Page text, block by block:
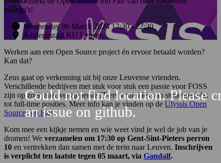
collega's!
Wednesday 06 March 2024 17:30 -22:30
Jubileumzaal KU Leuven
Werken aan een Open Source project én ervoor betaald worden?
Kan dat?
Zeus gaat op verkenning uit bij onze Leuvense vrienden.
Verschillende bedrijven met stuk voor stuk een passie voor FOSS
zijn op zoek naar versgeperste IT-ers voor alles van studentenjobs
tot full-time posities. Meer info kan je vinden op de Ulyssis Open
Source Job Fair
Kom mee een kijkje nemen en wie weet vind je wel de job van je
dromen! We verzamelen om 17:30 op Gent-Sint-Pieters perron
10 en vertrekken dan samen met de trein naar Leuven. Inschrijven
is verplicht ten laatste tegen 05 maart, via Gandalf.
Could not find location. Please
an issue on github.